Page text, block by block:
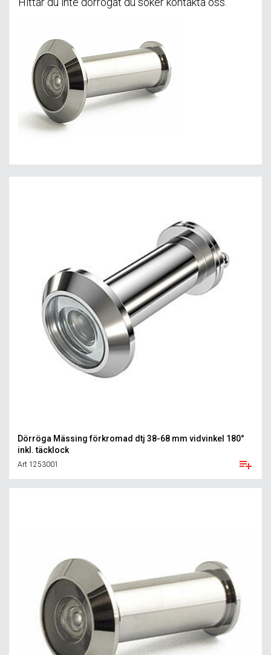
Dörröga Mässing förkromad dtj 38-68 mm vidvinkel 180°
inkl. täcklock
Art 1253001